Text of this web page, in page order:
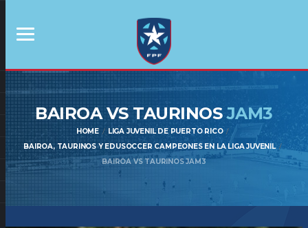
BAIROA VS TAURINOSJAM3
HOME
LIGA JUVENIL DE PUERTO RICO
BAIROA, TAURINOS Y EDUSOCCER CAMPEONES EN LA LIGA JUVENIL
BAIROA VS TAURINOS JAM3